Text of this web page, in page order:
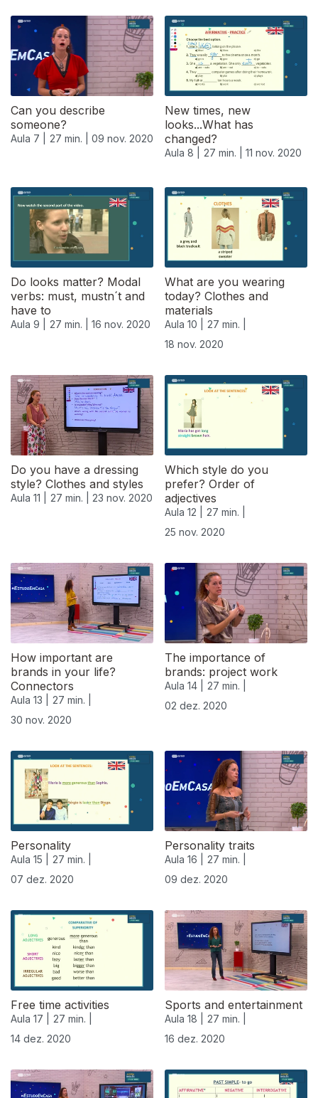
Can you describe
someone?
Aula 7 | 27 min. | 09 nov. 2020
New times, new
looks...What has
changed?
Aula 8 | 27 min. | 11 nov. 2020
Do looks matter? Modal
verbs: must, mustn´t and
have to
Aula 9 | 27 min. | 16 nov. 2020
What are you wearing
today? Clothes and
materials
Aula 10 |
27 min. |
18 nov. 2020
Do you have a dressing
style? Clothes and styles
Aula 11 | 27 min. | 23 nov. 2020
Which style do you
prefer? Order of
adjectives
Aula 12 |
27 min. |
25 nov. 2020
508184
How important are
brands in your life?
Connectors
Aula 13 |
27 min. |
30 nov. 2020
The importance of
brands: project work
Aula 14 |
27 min. |
02 dez. 2020
Personality
Aula 15 |
27 min. |
07 dez. 2020
Personality traits
Aula 16 |
27 min. |
09 dez. 2020
Free time activities
Aula 17 |
27 min. |
14 dez. 2020
Sports and entertainment
Aula 18 |
27 min. |
16 dez. 2020